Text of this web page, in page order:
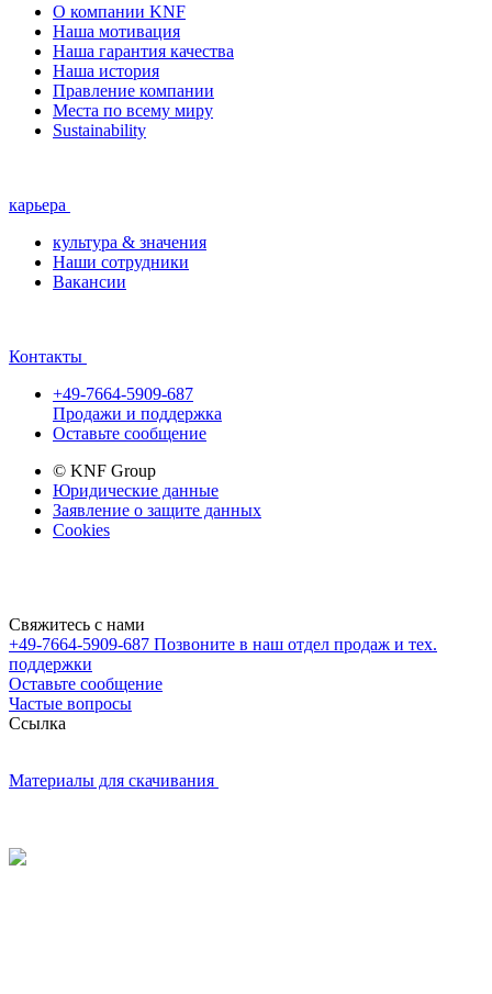
О компании KNF
Наша мотивация
Наша гарантия качества
Наша история
Правление компании
Места по всему миру
Sustainability
карьера
культура & значения
Наши сотрудники
Вакансии
Контакты
+49-7664-5909-687
Продажи и поддержка
Оставьте сообщение
© KNF Group
Юридические данные
Заявление о защите данных
Cookies
Свяжитесь с нами
+49-7664-5909-687 Позвоните в наш отдел продаж и тех.
поддержки
Оставьте сообщение
Частые вопросы
Cсылка
Материалы для скачивания